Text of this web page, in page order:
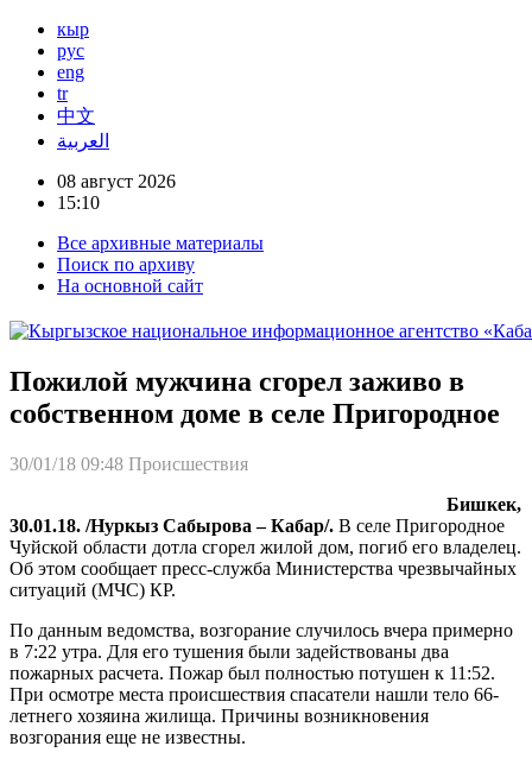
кыр
рус
eng
tr
中文
العربية
08 август 2026
15:10
Все архивные материалы
Поиск по архиву
На основной сайт
Пожилой мужчина сгорел заживо в
собственном доме в селе Пригородное
30/01/18 09:48 Происшествия
Бишкек,
30.01.18. /Нуркыз Сабырова – Кабар/. В селе Пригородное
Чуйской области дотла сгорел жилой дом, погиб его владелец.
Об этом сообщает пресс-служба Министерства чрезвычайных
ситуаций (МЧС) КР.
По данным ведомства, возгорание случилось вчера примерно
в 7:22 утра. Для его тушения были задействованы два
пожарных расчета. Пожар был полностью потушен к 11:52.
При осмотре места происшествия спасатели нашли тело 66-
летнего хозяина жилища. Причины возникновения
возгорания еще не известны.